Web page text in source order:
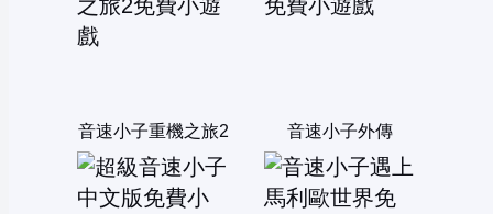
音速小子重機之旅2 音速小子外傳